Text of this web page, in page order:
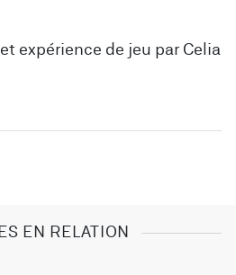
expérience de jeu par Celia
EN RELATION